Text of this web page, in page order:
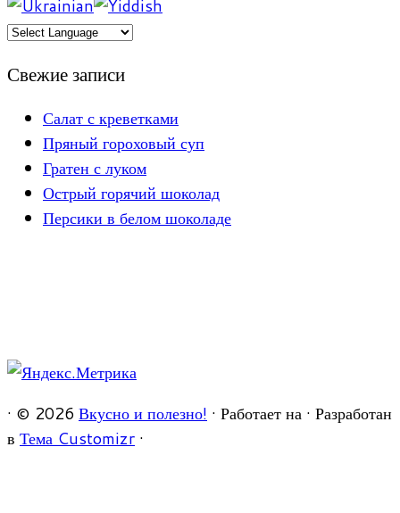
Свежие записи
Салат с креветками
Пряный гороховый суп
Гратен с луком
Острый горячий шоколад
Персики в белом шоколаде
· © 2026 Вкусно и полезно! · Работает на · Разработан
в Тема Customizr ·